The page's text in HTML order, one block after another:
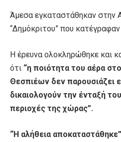
Άμεσα εγκαταστάθηκαν στην
“Δημόκριτου” που
Η έρευνα ολοκληρώθηκε και
ότι “η ποιότητα του αέρα
Θεσπιέων δεν παρουσιάζει
δικαιολογούν την ένταξή
περιοχές της χώρας”.
“Η αλήθεια